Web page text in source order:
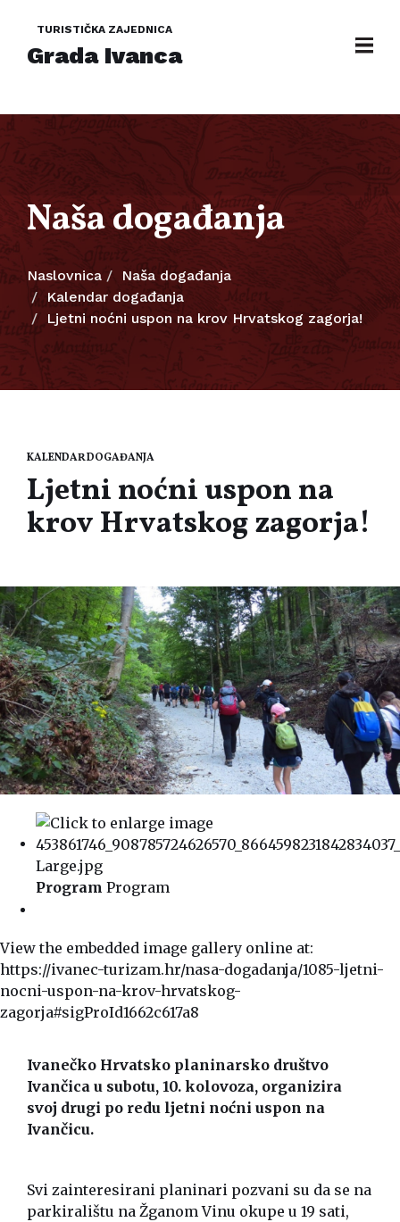
TURISTIČKA ZAJEDNICA
Grada Ivanca
Naša događanja
Naslovnica
Naša događanja
Kalendar događanja
Ljetni noćni uspon na krov Hrvatskog zagorja!
KALENDAR DOGAĐANJA
Ljetni noćni uspon na
krov Hrvatskog zagorja!
Program Program
View the embedded image gallery online at:
https://ivanec-turizam.hr/nasa-dogadanja/1085-ljetni-
nocni-uspon-na-krov-hrvatskog-
zagorja#sigProId1662c617a8
Ivanečko Hrvatsko planinarsko društvo
Ivančica u subotu, 10. kolovoza, organizira
svoj drugi po redu ljetni noćni uspon na
Ivančicu.
Svi zainteresirani planinari pozvani su da se na
parkiralištu na Žganom Vinu okupe u 19 sati,